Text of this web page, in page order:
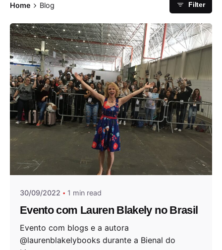
Home Blog Filter
Andrea Jocys
30/09/2022 1 min read
Evento com Lauren Blakely no Brasil
Evento com blogs e a autora
@laurenblakelybooks durante a Bienal do